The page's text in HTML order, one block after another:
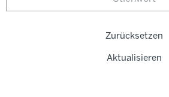
Zurücksetzen
Aktualisieren